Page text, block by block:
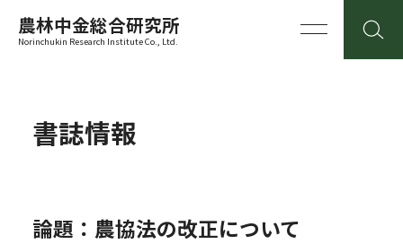
農林中金総合研究所
Norinchukin Research Institute Co., Ltd.
書誌情報
論題：農協法の改正について